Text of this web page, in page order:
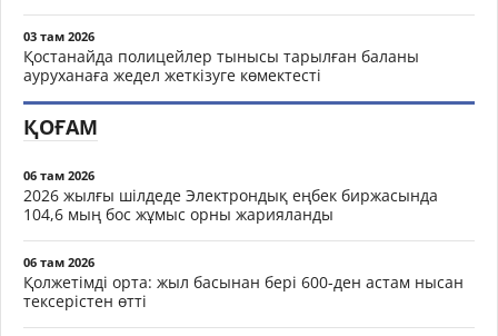
03 там 2026
Қостанайда полицейлер тынысы тарылған баланы
ауруханаға жедел жеткізуге көмектесті
ҚОҒАМ
06 там 2026
2026 жылғы шілдеде Электрондық еңбек биржасында
104,6 мың бос жұмыс орны жарияланды
06 там 2026
Қолжетімді орта: жыл басынан бері 600-ден астам нысан
тексерістен өтті